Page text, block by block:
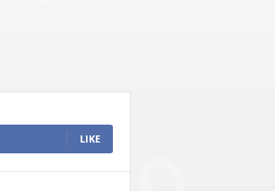
LIKE